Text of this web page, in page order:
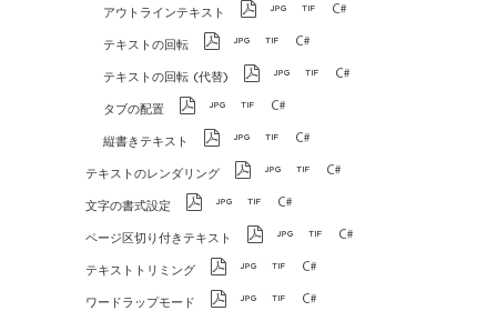
アウトラインテキスト
テキストの回転
テキストの回転 (代替)
タブの配置
縦書きテキスト
テキストのレンダリング
文字の書式設定
ページ区切り付きテキスト
テキストトリミング
ワードラップモード